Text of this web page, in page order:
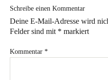
Schreibe einen Kommentar
Deine E-Mail-Adresse wird
Felder sind mit * markiert
Kommentar *